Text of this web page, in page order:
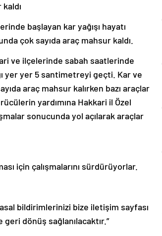
başlayan kar yağışı hayatı
çok sayıda araç mahsur kaldı.
ve ilçelerinde sabah saatlerinde
yer yer 5 santimetreyi geçti. Kar ve
araç mahsur kalırken bazı araçlar
yardımına Hakkari il Özel
sonucunda yol açılarak araçlar
için çalışmalarını sürdürüyorlar.
bildirimlerinizi bize iletişim sayfası
dönüş sağlanılacaktır.”